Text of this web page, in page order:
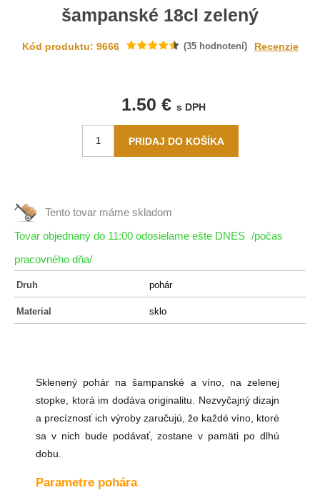
šampanské 18cl zelený
Kód produktu: 9666 (35hodnotení) Recenzie
1.50 € s DPH
Tento tovar máme skladom
Tovar objednaný do 11:00 odosielame ešte DNES /počas
pracovného dňa/
Druh pohár
Material sklo
Sklenený pohár na šampanské a víno, na zelenej
stopke, ktorá im dodáva originalitu. Nezvyčajný dizajn
a precíznosť ich výroby zaručujú, že každé víno, ktoré
sa v nich bude podávať, zostane v pamäti po dlhú
dobu.
Parametre pohára